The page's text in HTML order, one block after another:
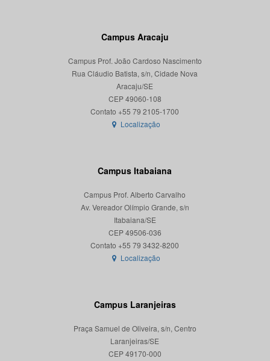
Campus Aracaju
Campus Prof. João Cardoso Nascimento
Rua Cláudio Batista, s/n, Cidade Nova
Aracaju/SE
CEP 49060-108
Localização
Campus Itabaiana
Campus Prof. Alberto Carvalho
Av. Vereador Olímpio Grande, s/n
Itabaiana/SE
CEP 49506-036
Localização
Campus Laranjeiras
Praça Samuel de Oliveira, s/n, Centro
Laranjeiras/SE
CEP 49170-000